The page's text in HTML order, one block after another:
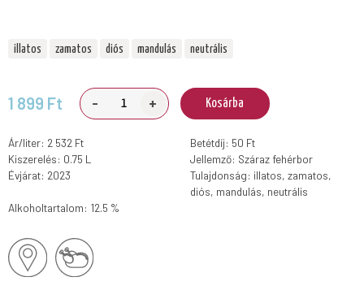
illatos zamatos diós mandulás neutrális
1 899 Ft - + Kosárba
Ár/liter: 2 532 Ft
Betétdíj: 50 Ft
Kiszerelés: 0.75 L
Jellemző: Száraz fehérbor
Évjárat: 2023
Tulajdonság: illatos, zamatos,
diós, mandulás, neutrális
Alkoholtartalom: 12.5 %